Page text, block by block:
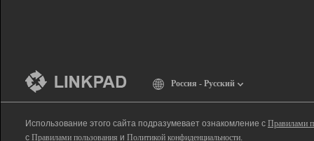
Россия - Русский
Использование этого сайта подразумевает ознакомление с Правилами
с Правилами пользования и Политикой конфиденциальности.